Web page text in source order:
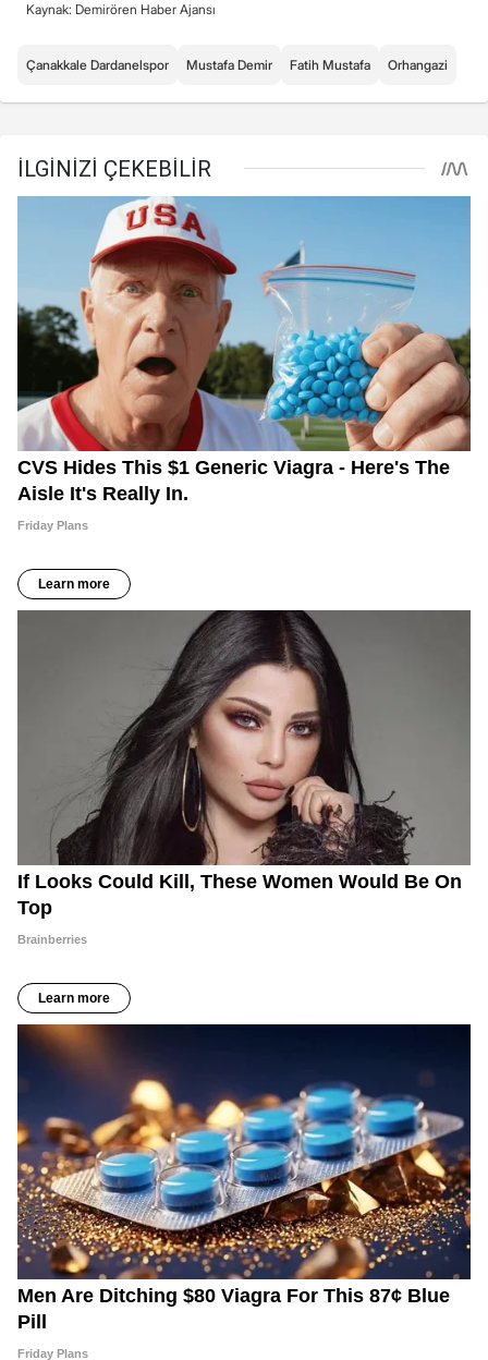
Kaynak: Demirören Haber Ajansı
Çanakkale Dardanelspor Mustafa Demir Fatih Mustafa Orhangazi